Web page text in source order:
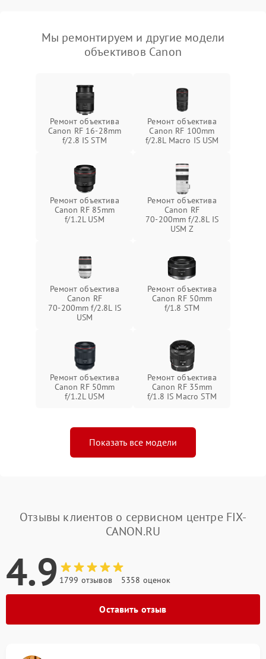
Мы ремонтируем и другие модели
объективов Canon
Ремонт объектива
Canon RF 16‑28mm
f/2.8 IS STM
Ремонт объектива
Canon RF 100mm
f/2.8L Macro IS USM
Ремонт объектива
Canon RF 85mm
f/1.2L USM
Ремонт объектива
Canon RF
70‑200mm f/2.8L IS
USM Z
Ремонт объектива
Canon RF
70‑200mm f/2.8L IS
USM
Ремонт объектива
Canon RF 50mm
f/1.8 STM
Ремонт объектива
Canon RF 50mm
f/1.2L USM
Ремонт объектива
Canon RF 35mm
f/1.8 IS Macro STM
Показать все модели
Отзывы клиентов о сервисном центре FIX-
CANON.RU
4.9 1799 отзывов 5358 оценок
Оставить отзыв